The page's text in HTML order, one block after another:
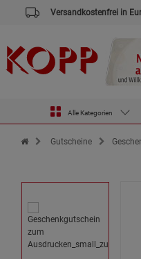
Versandkostenfrei in
Alle Kategorien
Zur Startseite des Kopp Verlag
Gutscheine